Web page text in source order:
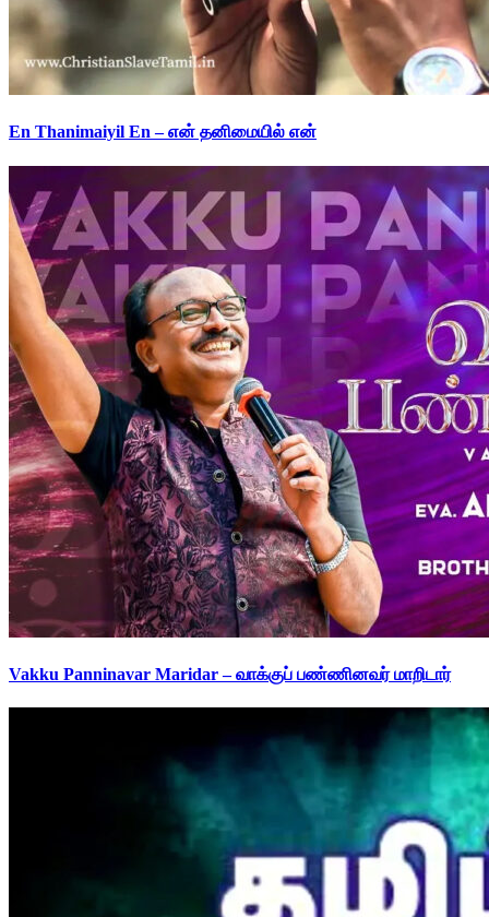
En Thanimaiyil En – என் தனிமையில் என்
Vakku Panninavar Maridar – வாக்குப் பண்ணினவர் மாறிடார்